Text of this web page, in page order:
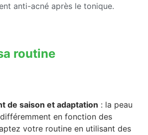
anti-acné après le tonique.
routine
de saison et adaptation : la peau
en fonction des
votre routine en utilisant des